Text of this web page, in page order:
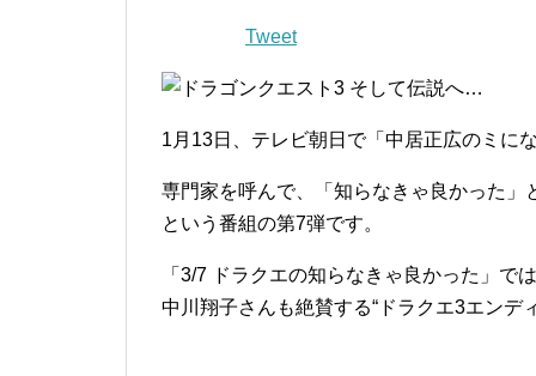
Tweet
1月13日、テレビ朝日で「中居正広のミに
専門家を呼んで、「知らなきゃ良かった
という番組の第7弾です。
「3/7 ドラクエの知らなきゃ良かった」で
中川翔子さんも絶賛する“ドラクエ3エンデ